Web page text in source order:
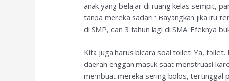
anak yang belajar di ruang kelas sempit,
tanpa mereka sadari.” Bayangkan jika itu
di SMP, dan 3 tahun lagi di SMA. Efeknya
Kita juga harus bicara soal toilet. Ya,
daerah enggan masuk saat menstruasi
membuat mereka sering bolos, tertinggal